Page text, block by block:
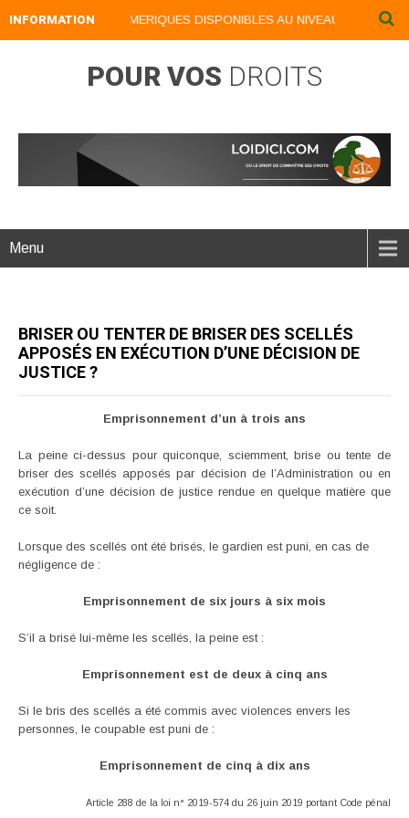
INFORMATION
NOS LIVRES NUMERIQUES DISPONIBLES AU NIVEAU DU MENU
POUR VOS DROITS
Menu
BRISER OU TENTER DE BRISER DES SCELLÉS
APPOSÉS EN EXÉCUTION D’UNE DÉCISION DE
JUSTICE ?
Emprisonnement d’un à trois ans
La peine ci-dessus pour quiconque, sciemment, brise ou tente de
briser des scellés apposés par décision de l’Administration ou en
exécution d’une décision de justice rendue en quelque matière que
ce soit.
Lorsque des scellés ont été brisés, le gardien est puni, en cas de
négligence de :
Emprisonnement de six jours à six mois
S’il a brisé lui-même les scellés, la peine est :
Emprisonnement est de deux à cinq ans
Si le bris des scellés a été commis avec violences envers les
personnes, le coupable est puni de :
Emprisonnement de cinq à dix ans
Article 288 de la loi n° 2019-574 du 26 juin 2019 portant Code pénal